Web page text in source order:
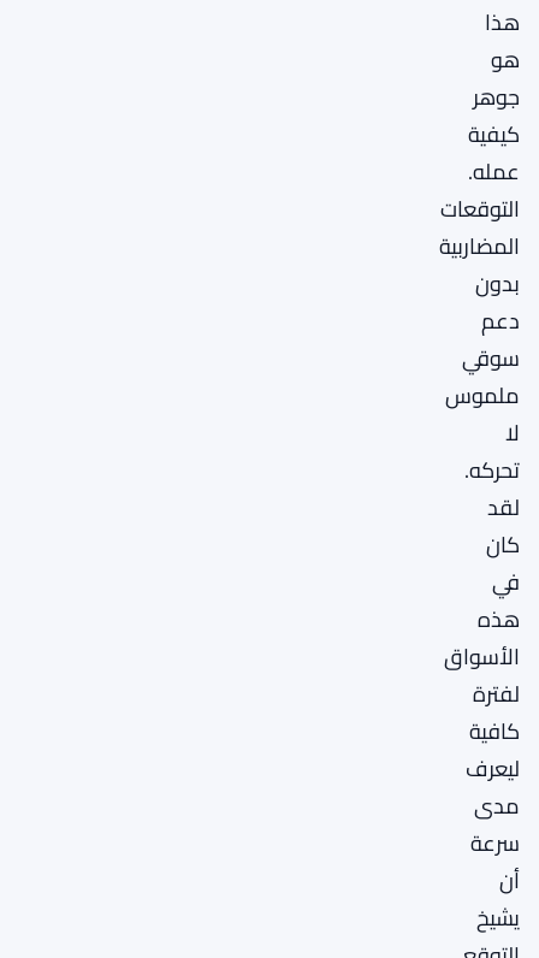
هذا
هو
جوهر
كيفية
عمله.
التوقعات
المضاربية
بدون
دعم
سوقي
ملموس
لا
تحركه.
لقد
كان
في
هذه
الأسواق
لفترة
كافية
ليعرف
مدى
سرعة
أن
يشيخ